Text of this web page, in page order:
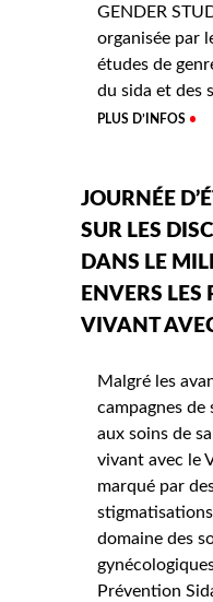
GENDER
organisée par
études de
du sida et des
PLUS D’INFOS
JOURNÉE
SUR LES
DANS LE
ENVERS LES
VIVANT
Malgré les
campagnes de
aux soins de
vivant avec le
marqué par
domaine des
Prévention